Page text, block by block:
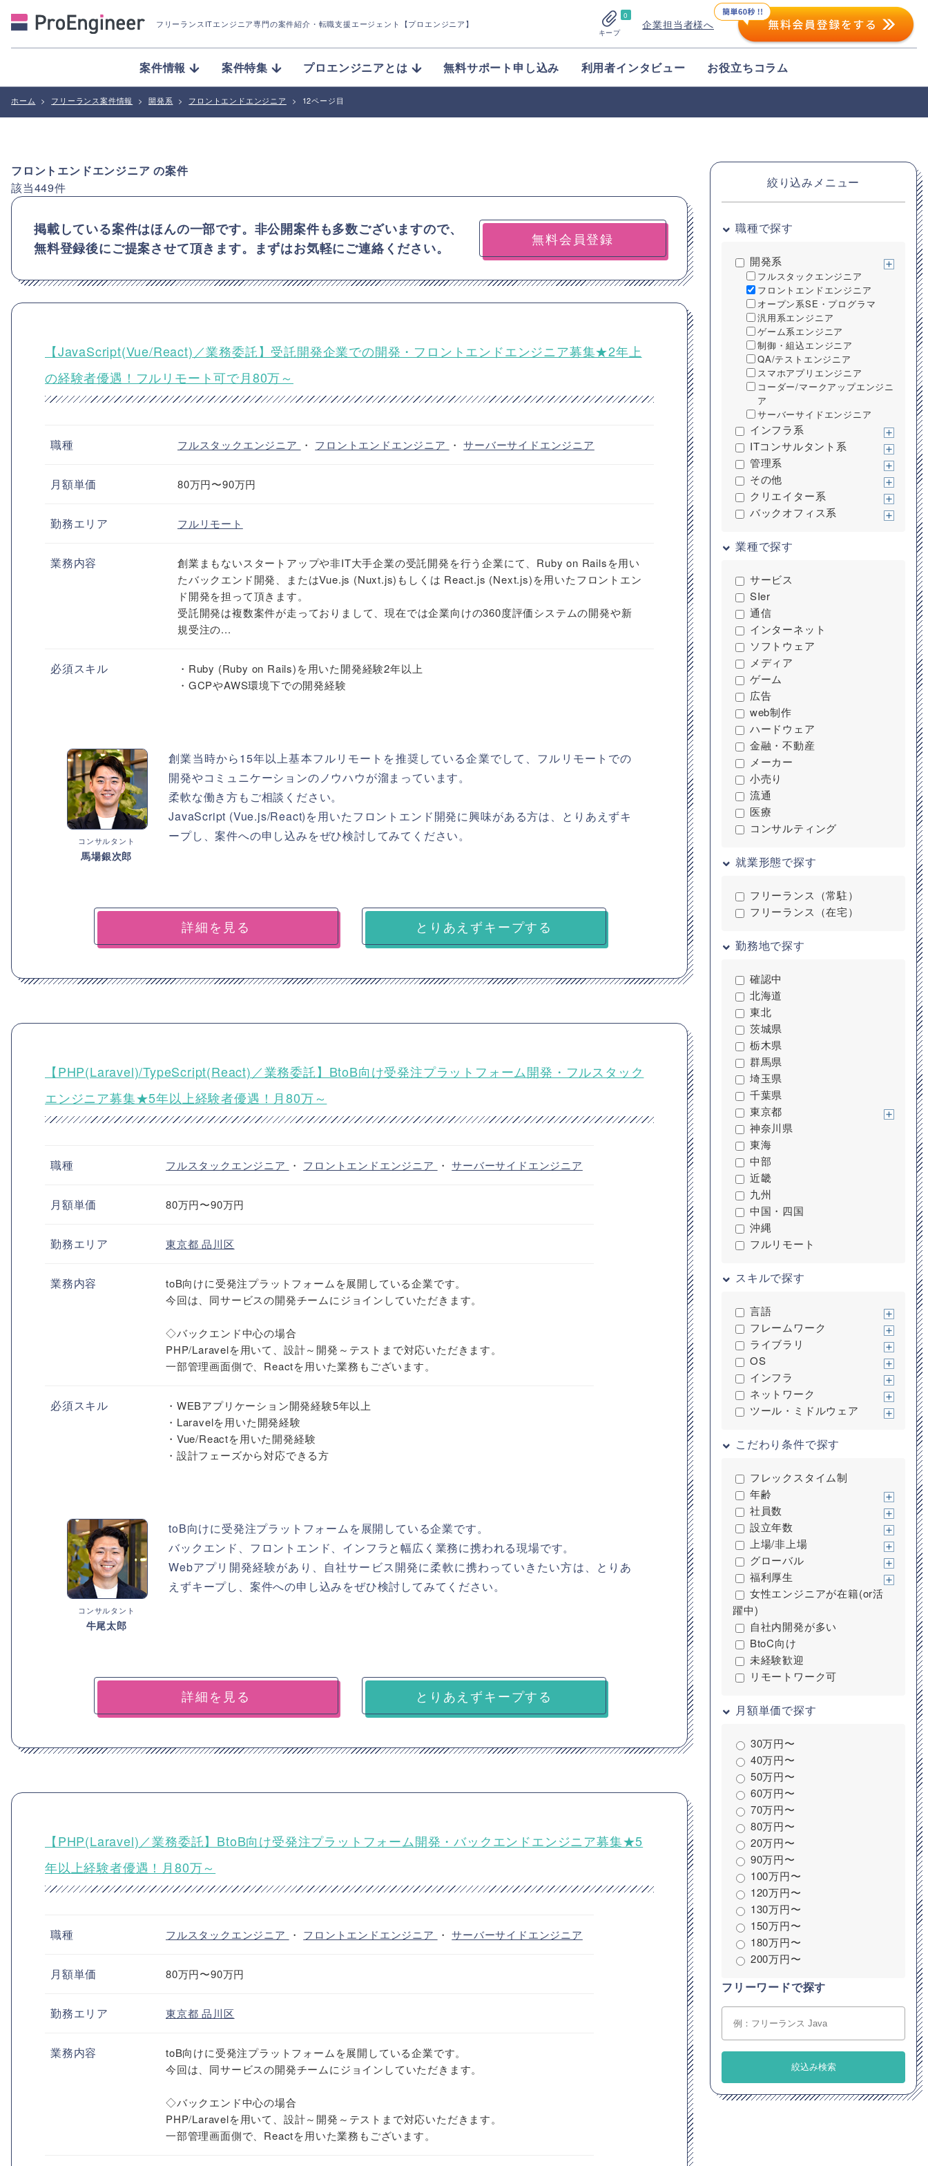
フリーランスITエンジニア専門の案件紹介 ・転職支援エージェント【プロエンジニア】
0
キープ
企業担当者様へ
案件情報 案件特集 プロエンジニアとは 無料サポート申し込み 利用者インタビュー お役立ちコラム
ホーム > フリーランス案件情報 > 開発系 > フロントエンドエンジニア > 12ページ目
フロントエンドエンジニアの案件
該当449件
掲載している案件はほんの一部です。非公開案件も多数ございますので、
無料登録後にご提案させて頂きます。まずはお気軽にご連絡ください。
無料会員登録
【JavaScript(Vue/React)／業務委託】受託開発企業での開発・フロントエンドエンジニア募集★2年上
の経験者優遇！フルリモート可で月80万～
職種 フルスタックエンジニア ・ フロントエンドエンジニア ・サーバーサイドエンジニア
月額単価 80万円〜90万円
勤務エリア フルリモート
業務内容
創業まもないスタートアップや非IT大手企業の受託開発を行う企業にて、Ruby on Railsを用い
たバックエンド開発、またはVue.js (Nuxt.js)もしくは React.js (Next.js)を用いたフロントエン
ド開発を担って頂きます。
受託開発は複数案件が走っておりまして、現在では企業向けの360度評価システムの開発や新
規受注の...
必須スキル
・Ruby (Ruby on Rails)を用いた開発経験2年以上
・GCPやAWS環境下での開発経験
コンサルタント
馬場銀次郎
創業当時から15年以上基本フルリモートを推奨している企業でして、フルリモートでの
開発やコミュニケーションのノウハウが溜まっています。
柔軟な働き方もご相談ください。
JavaScript (Vue.js/React)を用いたフロントエンド開発に興味がある方は、とりあえずキ
ープし、案件への申し込みをぜひ検討してみてください。
詳細を見る とりあえずキープする
【PHP(Laravel)/TypeScript(React)／業務委託】BtoB向け受発注プラットフォーム開発・フルスタック
エンジニア募集★5年以上経験者優遇！月80万～
職種 フルスタックエンジニア ・ フロントエンドエンジニア ・サーバーサイドエンジニア
月額単価 80万円〜90万円
勤務エリア 東京都品川区
業務内容
toB向けに受発注プラットフォームを展開している企業です。
今回は、同サービスの開発チームにジョインしていただきます。
◇バックエンド中心の場合
PHP/Laravelを用いて、設計～開発～テストまで対応いただきます。
一部管理画面側で、Reactを用いた業務もございます。
必須スキル
・WEBアプリケーション開発経験5年以上
・Laravelを用いた開発経験
・Vue/Reactを用いた開発経験
・設計フェーズから対応できる方
コンサルタント
牛尾太郎
toB向けに受発注プラットフォームを展開している企業です。
バックエンド、フロントエンド、インフラと幅広く業務に携われる現場です。
Webアプリ開発経験があり、自社サービス開発に柔軟に携わっていきたい方は、とりあ
えずキープし、案件への申し込みをぜひ検討してみてください。
詳細を見る とりあえずキープする
【PHP(Laravel)／業務委託】BtoB向け受発注プラットフォーム開発・バックエンドエンジニア募集★5
年以上経験者優遇！月80万～
職種 フルスタックエンジニア ・ フロントエンドエンジニア ・サーバーサイドエンジニア
月額単価 80万円〜90万円
勤務エリア 東京都品川区
業務内容
toB向けに受発注プラットフォームを展開している企業です。
今回は、同サービスの開発チームにジョインしていただきます。
◇バックエンド中心の場合
PHP/Laravelを用いて、設計～開発～テストまで対応いただきます。
一部管理画面側で、Reactを用いた業務もございます。
絞り込みメニュー
職種で探す
開発系
フルスタックエンジニア
フロントエンドエンジニア
オープン系SE・プログラマ
汎用系エンジニア
ゲーム系エンジニア
制御・組込エンジニア
QA/テストエンジニア
スマホアプリエンジニア
コーダー/マークアップエンジニ
ア
サーバーサイドエンジニア
インフラ系
ITコンサルタント系
管理系
その他
クリエイター系
バックオフィス系
業種で探す
サービス
SIer
通信
インターネット
ソフトウェア
メディア
ゲーム
広告
web制作
ハードウェア
金融・不動産
メーカー
小売り
流通
医療
コンサルティング
就業形態で探す
フリーランス（常駐）
フリーランス（在宅）
勤務地で探す
確認中
北海道
東北
茨城県
栃木県
群馬県
埼玉県
千葉県
東京都
神奈川県
東海
中部
近畿
九州
中国・四国
沖縄
フルリモート
スキルで探す
言語
フレームワーク
ライブラリ
OS
インフラ
ネットワーク
ツール・ミドルウェア
こだわり条件で探す
フレックスタイム制
年齢
社員数
設立年数
上場/非上場
グローバル
福利厚生
女性エンジニアが在籍(or活
躍中)
自社内開発が多い
BtoC向け
未経験歓迎
リモートワーク可
月額単価で探す
30万円〜
40万円〜
50万円〜
60万円〜
70万円〜
80万円〜
20万円〜
90万円〜
100万円〜
120万円〜
130万円〜
150万円〜
180万円〜
200万円〜
フリーワードで探す